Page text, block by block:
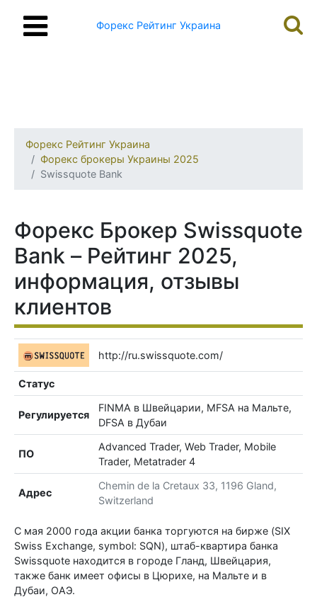
Форекс Рейтинг Украина
Форекс Рейтинг Украина
Форекс брокеры Украины 2025
Swissquote Bank
Форекс Брокер Swissquote
Bank – Рейтинг 2025,
информация, отзывы
клиентов
http://ru.swissquote.com/
Статус
Регулируется
FINMA в Швейцарии, MFSA на Мальте,
DFSA в Дубаи
ПО
Advanced Trader, Web Trader, Mobile
Trader, Metatrader 4
Адрес
Chemin de la Cretaux 33, 1196 Gland,
Switzerland
С мая 2000 года акции банка торгуются на бирже (SIX
Swiss Exchange, symbol: SQN), штаб-квартира банка
Swissquote находится в городе Гланд, Швейцария,
также банк имеет офисы в Цюрихе, на Мальте и в
Дубаи, ОАЭ.